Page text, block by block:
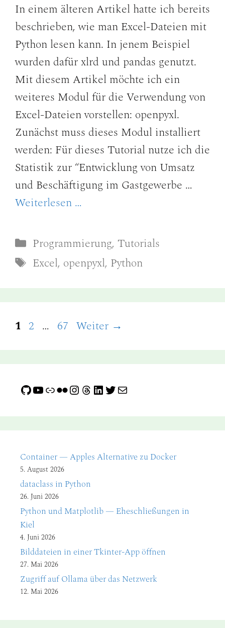
In einem älteren Artikel hatte ich bereits
beschrieben, wie man Excel-Dateien mit
Python lesen kann. In jenem Beispiel
wurden dafür xlrd und pandas genutzt.
Mit diesem Artikel möchte ich ein
weiteres Modul für die Verwendung von
Excel-Dateien vorstellen: openpyxl.
Zunächst muss dieses Modul installiert
werden: Für dieses Tutorial nutze ich die
Statistik zur “Entwicklung von Umsatz
und Beschäftigung im Gastgewerbe …
Weiterlesen …
Kategorien
Programmierung, Tutorials
Schlagwörter
Excel, openpyxl, Python
Seite
1 Seite
2 … Seite
67 Weiter →
GitHub
YouTube
LinkFlickr
Instagram
Threads
LinkedIn
Twitter
E-Mail
Container — Apples Alternative zu Docker
5. August 2026
dataclass in Python
26. Juni 2026
Python und Matplotlib — Eheschließungen in
Kiel
4. Juni 2026
Bilddateien in einer Tkinter-App öffnen
27. Mai 2026
Zugriff auf Ollama über das Netzwerk
12. Mai 2026